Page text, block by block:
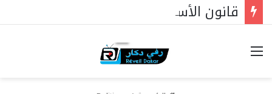
خيارات